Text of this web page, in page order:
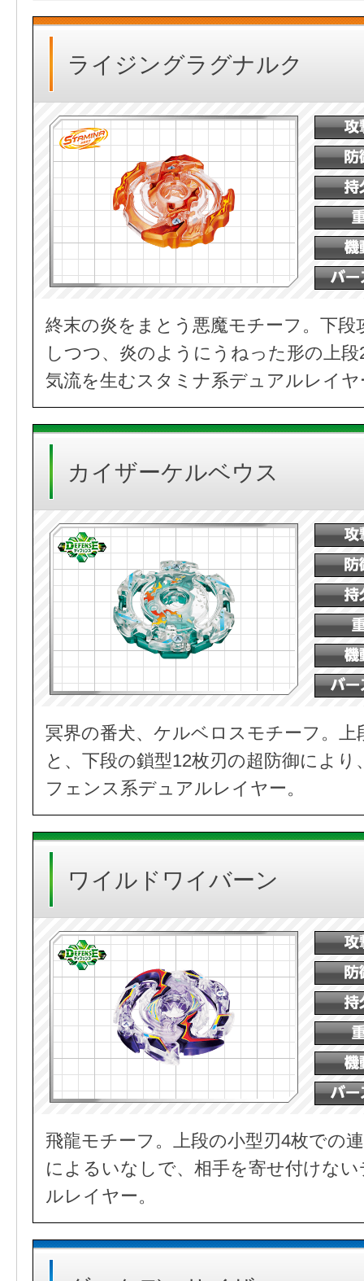
ライジングラグナルク
終末の炎をまとう悪魔モチーフ。下
しつつ、炎のようにうねった形の上
気流を生むスタミナ系デュアルレイヤ
カイザーケルベウス
冥界の番犬、ケルベロスモチーフ。上
と、下段の鎖型12枚刃の超防御によ
フェンス系デュアルレイヤー。
ワイルドワイバーン
飛龍モチーフ。上段の小型刃4枚での
によるいなしで、相手を寄せ付けな
ルレイヤー。